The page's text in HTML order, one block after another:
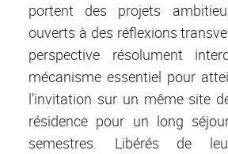
portent des projets
ouverts à des réflexions
perspective résolument
mécanisme essentiel pour
l’invitation sur un même site
résidence pour un long
semestres. Libérés de